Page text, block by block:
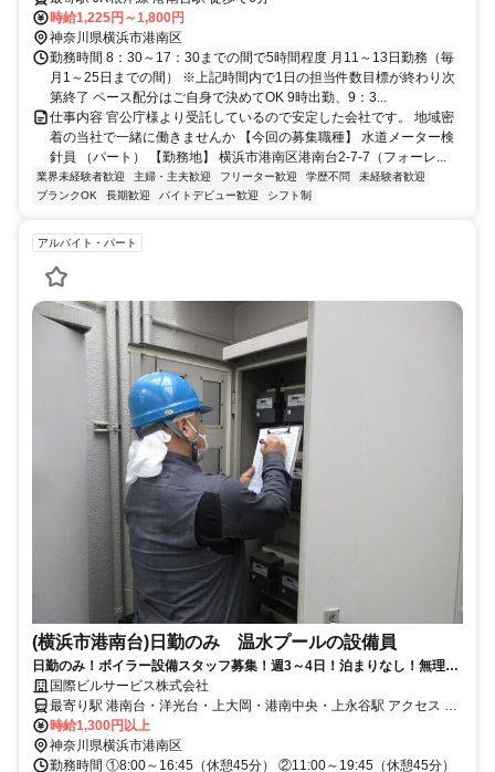
時給1,225円～1,800円
神奈川県横浜市港南区
勤務時間 8：30～17：30までの間で5時間程度 月11～13日勤務（毎
月1～25日までの間） ※上記時間内で1日の担当件数目標が終わり次
第終了 ペース配分はご自身で決めてOK 9時出勤、9：3...
仕事内容 官公庁様より受託しているので安定した会社です。 地域密
着の当社で一緒に働きませんか 【今回の募集職種】 水道メーター検
針員 （パート） 【勤務地】 横浜市港南区港南台2-7-7（フォーレ...
業界未経験者歓迎 主婦・主夫歓迎 フリーター歓迎 学歴不問
未経験者歓迎
ブランクOK
長期歓迎 バイトデビュー歓迎 シフト制
アルバイト・パート
(横浜市港南台)日勤のみ 温水プールの設備員
日勤のみ！ボイラー設備スタッフ募集！週3～4日！泊まりなし！無理な
く続けられるお仕事！ミドル・シニア世代も活躍中！60歳以上のスタッ
フ活躍中！
国際ビルサービス株式会社
最寄り駅 港南台・洋光台・上大岡・港南中央・上永谷駅 アクセス バ
ス停「港南環境センター前」下車、徒歩1分
時給1,300円以上
神奈川県横浜市港南区
勤務時間 ①8:00～16:45（休憩45分） ②11:00～19:45（休憩45分）